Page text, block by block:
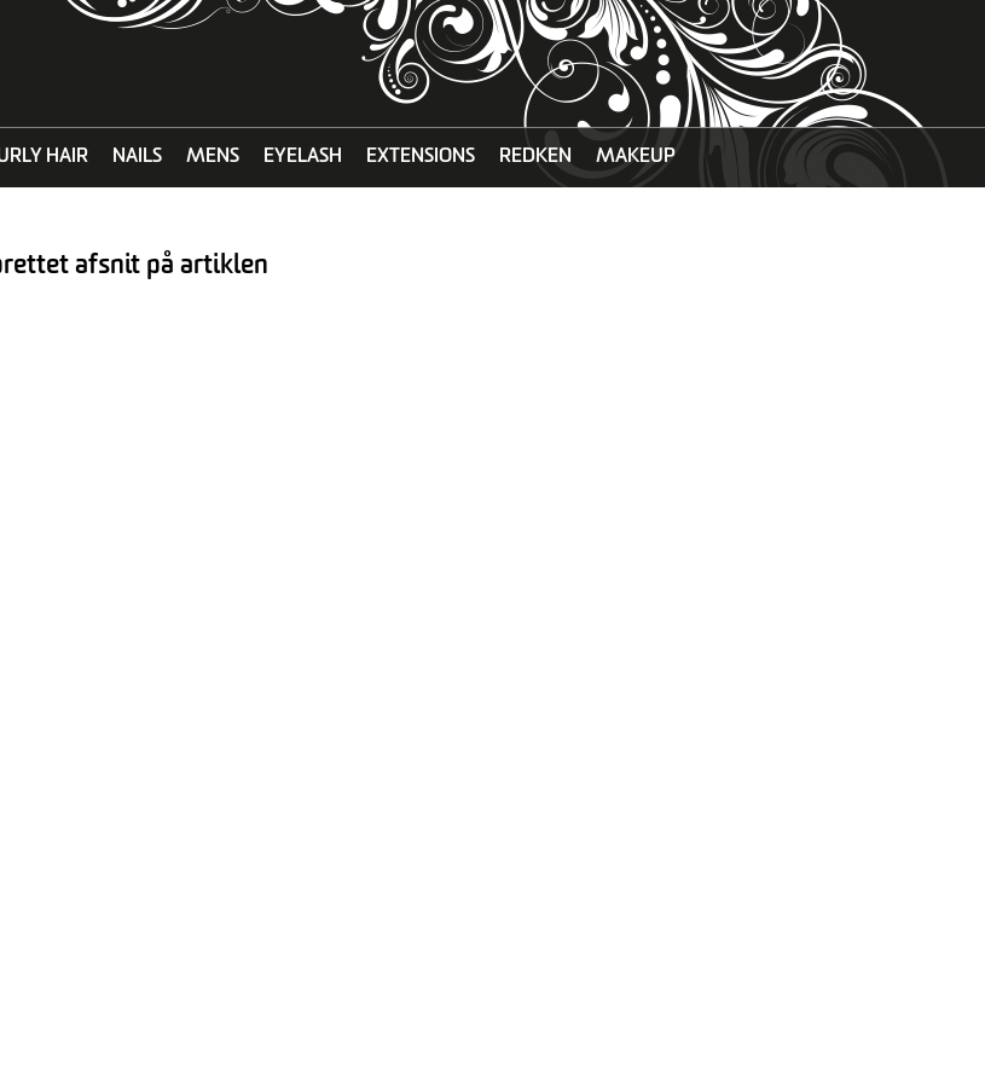
HAIR NAILS MENS EYELASH EXTENSIONS REDKEN MAKEUP
afsnit på artiklen